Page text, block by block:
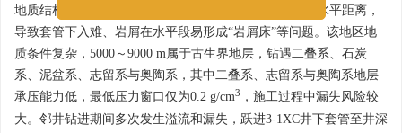
地质结构复杂、高温和高压等难题，还有超过3400 m的水平距离，
导致套管下入难、岩屑在水平段易形成“岩屑床”等问题。该地区地
质条件复杂，5000～9000 m属于古生界地层，钻遇二叠系、石炭
系、泥盆系、志留系与奥陶系，其中二叠系、志留系与奥陶系地层
承压能力低，最低压力窗口仅为0.2 g/cm3
，施工过程中漏失风险较
大。邻井钻进期间多次发生溢流和漏失，跃进3-1XC井下套管至井深